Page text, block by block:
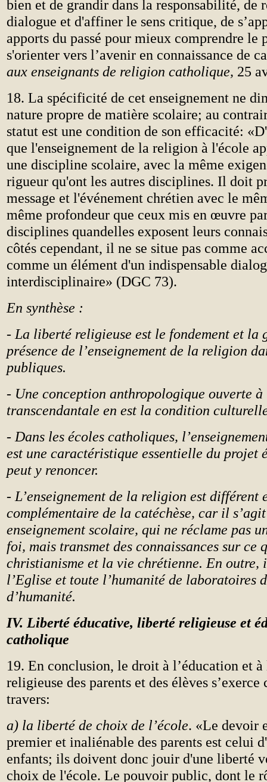
bien et de grandir dans la responsabilité, de
dialogue et d'affiner le sens critique, de
apports du passé pour mieux comprendre le
s'orienter vers l’avenir en connaissance de
aux enseignants de religion catholique, 25
18. La spécificité de cet enseignement ne
nature propre de matière scolaire; au
statut est une condition de son efficacité:
que l'enseignement de la religion à l'école
une discipline scolaire, avec la même
rigueur qu'ont les autres disciplines. Il doit
message et l'événement chrétien avec le
même profondeur que ceux mis en œuvre
disciplines quandelles exposent leurs
côtés cependant, il ne se situe pas comme
comme un élément d'un indispensable
interdisciplinaire» (DGC 73).
En synthèse :
- La liberté religieuse est le fondement et la
présence de l’enseignement de la religion
publiques.
- Une conception anthropologique ouverte
transcendantale en est la condition
- Dans les écoles catholiques,
est une caractéristique essentielle du projet
peut y renoncer.
- L’enseignement de la religion est différent
complémentaire de la catéchèse, car il s’agit
enseignement scolaire, qui ne réclame pas
foi, mais transmet des connaissances sur ce
christianisme et la vie chrétienne. En
l’Eglise et toute l’humanité de laboratoires
d’humanité.
IV. Liberté éducative, liberté religieuse et
catholique
19. En conclusion, le droit à l’éducation et
religieuse des parents et des élèves s’exerce
travers:
a) la liberté de choix de l’école. «Le devoir
premier et inaliénable des parents est celui
enfants; ils doivent donc jouir d'une liberté
choix de l'école. Le pouvoir public, dont le